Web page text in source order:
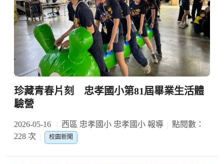
珍藏青春片刻 忠孝國小第81屆畢業生活體
驗營
2026-05-16 西區 忠孝國小 忠孝國小 報導
點閱數：
228 次
校園新聞